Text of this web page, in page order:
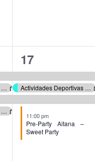
Actividades Deportivas Verano 2026
Cine de Verano Úbeda 2026
4
eventos,
17
Actividades Deportivas Verano 2026
11:00 pm
Pre-Party Aitana –
Sweet Party